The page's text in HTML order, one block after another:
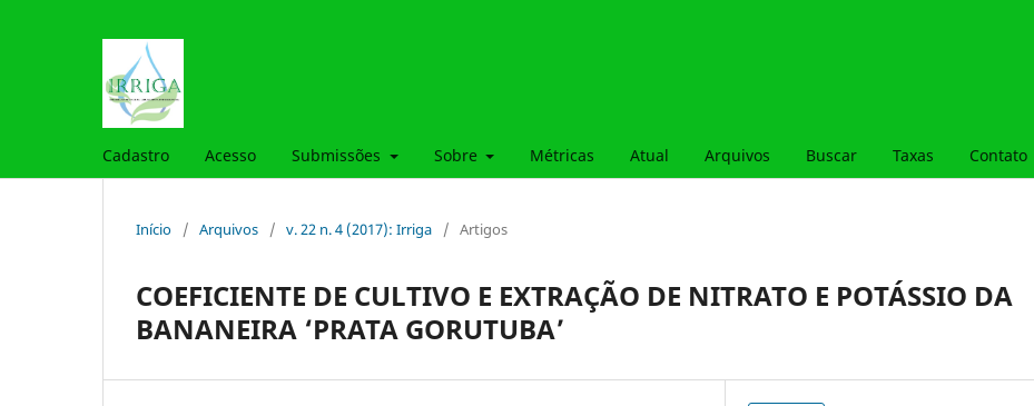
Cadastro Acesso Submissões Sobre Métricas Atual Arquivos Buscar Taxas Contato
Início / Arquivos / v. 22 n. 4 (2017): Irriga / Artigos
COEFICIENTE DE CULTIVO E EXTRAÇÃO DE NITRATO E POTÁSSIO DA
BANANEIRA ‘PRATA GORUTUBA’